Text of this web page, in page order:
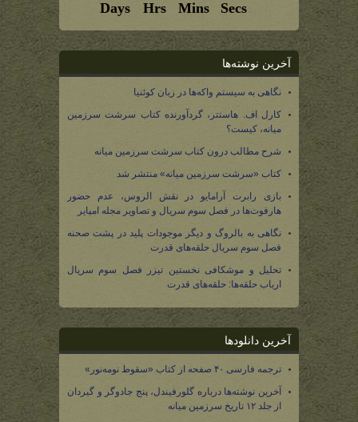
آخرین نوشته‌ها
نگاهی به سیستم واکه‌ها در زبان کوئنیا
کارل اف. هاستتر، گردآورنده کتاب سرشت سرزمین
میانه، کیست؟
شرح مطالب درون کتاب سرشت سرزمین میانه
کتاب «سرشت سرزمین میانه» منتشر شد
بازی رابرت آرامایو در نقش الروس، عدم حضور
هارفوت‌ها در فصل سوم سریال و تصاویر مجله امپایر
نگاهی به بالروگ و دیگر موجودات پلید در پشت صحنه
فصل سوم سریال حلقه‌های قدرت
تحلیل و موشکافی نخستین تیزر فصل سوم سریال
ارباب حلقه‌ها: حلقه‌های قدرت
آخرین دانلودها
ترجمه فارسی ۴۰ صفحه از کتاب «سقوط نومه‌نور»
آخرین نوشته‌ها درباره گلورفیندل، پنج جادوگر و گیردان
از جلد ۱۲ تاریخ سرزمین میانه